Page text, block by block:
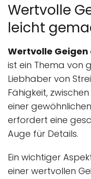
Wertvolle
leicht
Wertvolle Geigen
ist ein Thema von
Liebhaber von
Fähigkeit,
einer
erfordert eine
Auge für Details.
Ein wichtiger
einer wertvollen